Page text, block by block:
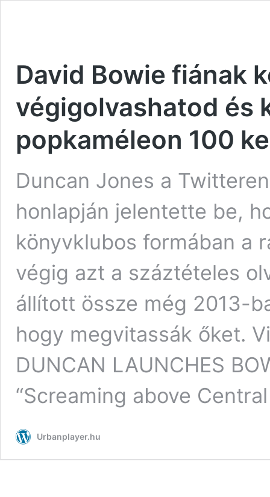
David Bowie fiának
végigolvashatod és
popkaméleon 100
Duncan Jones a
honlapján jelentette be,
könyvklubos formában a
végig azt a száztételes
állított össze még 2013-
hogy megvitassák őket.
DUNCAN LAUNCHES
“Screaming above
Urbanplayer.hu